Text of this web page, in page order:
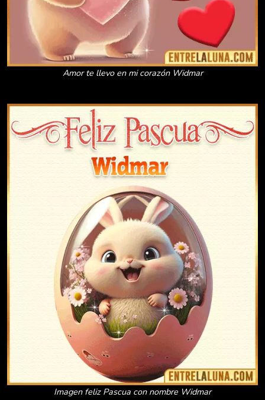
Amor te llevo en mi corazón Widmar
Imagen feliz Pascua con nombre Widmar